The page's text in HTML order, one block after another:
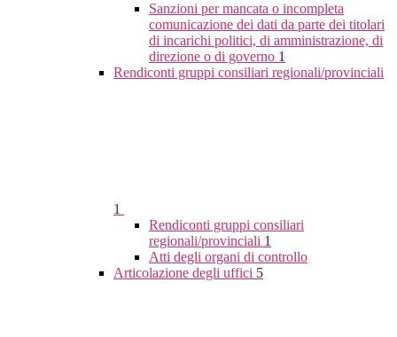
Sanzioni per mancata o incompleta
comunicazione dei dati da parte dei titolari
di incarichi politici, di amministrazione, di
direzione o di governo 1
Rendiconti gruppi consiliari regionali/provinciali
1
Rendiconti gruppi consiliari
regionali/provinciali 1
Atti degli organi di controllo
Articolazione degli uffici 5